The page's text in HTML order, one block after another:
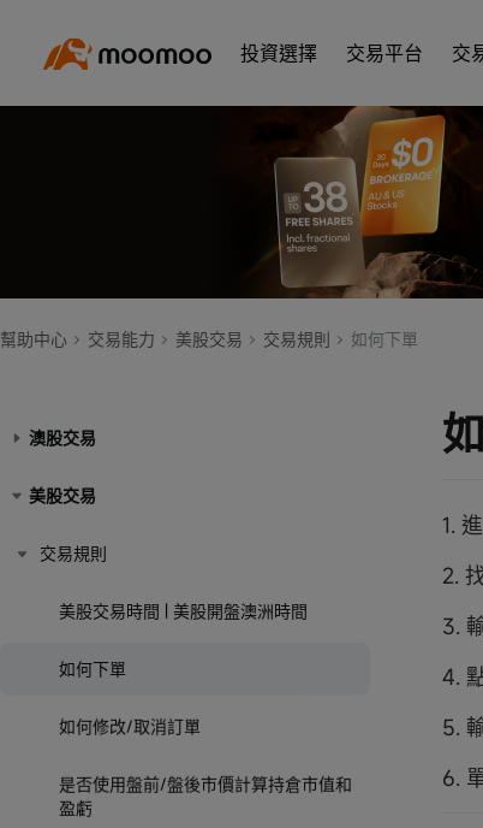
投資選擇 交易平台 交
幫助中心 交易能力 美股交易 交易規則 如何下單
澳股交易
美股交易
交易規則
美股交易時間 | 美股開盤澳洲時間
如何下單
如何修改/取消訂單
是否使用盤前/盤後市價計算持倉市值和
盈虧
1.
2.
3.
4.
5.
6.